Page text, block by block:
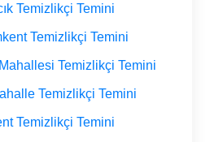
Temizlikçi Temini
Temizlikçi Temini
Temizlikçi Temini
Temizlikçi Temini
Temizlikçi Temini